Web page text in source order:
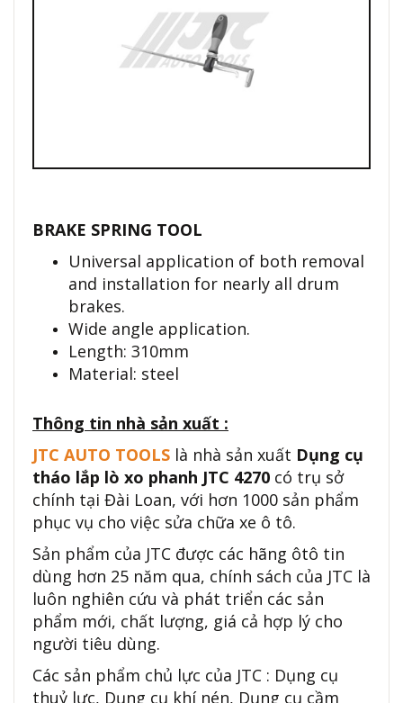
BRAKE SPRING TOOL
Universal application of both removal
and installation for nearly all drum
brakes.
Wide angle application.
Length: 310mm
Material: steel
Thông tin nhà sản xuất :
JTC AUTO TOOLS là nhà sản xuất Dụng cụ
tháo lắp lò xo phanh JTC 4270 có trụ sở
chính tại Đài Loan, với hơn 1000 sản phẩm
phục vụ cho việc sửa chữa xe ô tô.
Sản phẩm của JTC được các hãng ôtô tin
dùng hơn 25 năm qua, chính sách của JTC là
luôn nghiên cứu và phát triển các sản
phẩm mới, chất lượng, giá cả hợp lý cho
người tiêu dùng.
Các sản phẩm chủ lực của JTC : Dụng cụ
thuỷ lực, Dụng cụ khí nén, Dụng cụ cầm